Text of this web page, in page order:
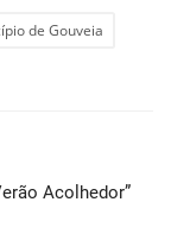
de Gouveia
Acolhedor”